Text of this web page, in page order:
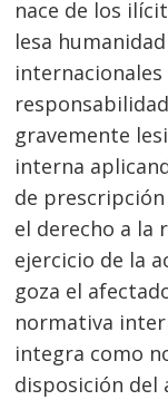
nace de los
lesa
gravemente
interna
de
el derecho a la
ejercicio de la
goza el
normativa
integra como
disposición del
Navegación
de
entradas